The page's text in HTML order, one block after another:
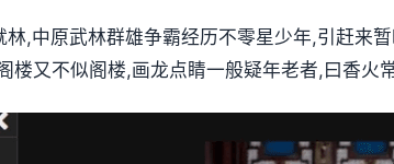
,中原武林群雄争霸经历不零星少年,引赶来
又不似阁楼,画龙点睛一般疑年老者,曰香火